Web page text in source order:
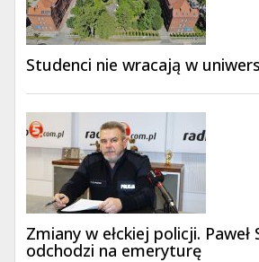
Studenci nie wracają w
Zmiany w ełckiej policji. Paweł
odchodzi na emeryturę